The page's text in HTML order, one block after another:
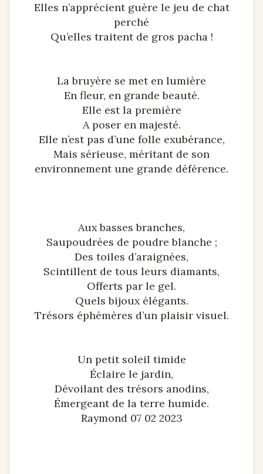
Elles n’apprécient guère le jeu de chat
perché
Qu’elles traitent de gros pacha !
La bruyère se met en lumière
En fleur, en grande beauté.
Elle est la première
A poser en majesté.
Elle n’est pas d’une folle exubérance,
Mais sérieuse, méritant de son
environnement une grande déférence.
Aux basses branches,
Saupoudrées de poudre blanche ;
Des toiles d’araignées,
Scintillent de tous leurs diamants,
Offerts par le gel.
Quels bijoux élégants.
Trésors éphémères d’un plaisir visuel.
Un petit soleil timide
Éclaire le jardin,
Dévoilant des trésors anodins,
Émergeant de la terre humide.
Raymond 07 02 2023